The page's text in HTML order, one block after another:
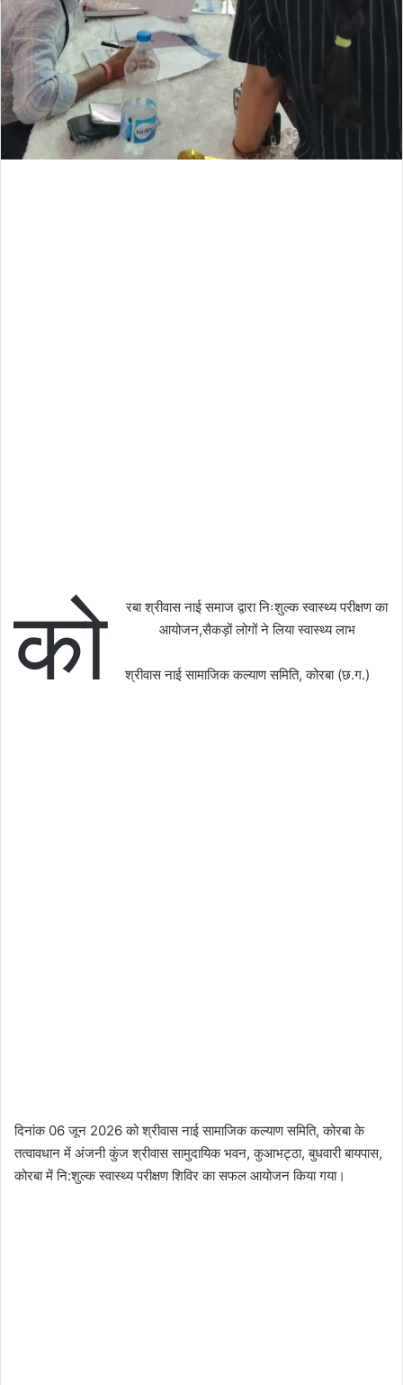
को
रबा श्रीवास नाई समाज द्वारा निःशुल्क स्वास्थ्य परीक्षण का
आयोजन,सैकड़ों लोगों ने लिया स्वास्थ्य लाभ
श्रीवास नाई सामाजिक कल्याण समिति, कोरबा (छ.ग.)
दिनांक 06 जून 2026 को श्रीवास नाई सामाजिक कल्याण समिति, कोरबा के
तत्वावधान में अंजनी कुंज श्रीवास सामुदायिक भवन, कुआभट्ठा, बुधवारी बायपास,
कोरबा में नि:शुल्क स्वास्थ्य परीक्षण शिविर का सफल आयोजन किया गया।